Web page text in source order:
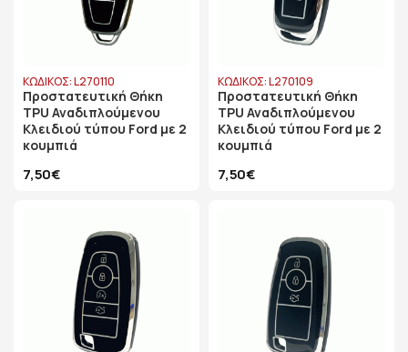
ΚΩΔΙΚΟΣ: L270110
Προστατευτική Θήκη
TPU Αναδιπλούμενου
Κλειδιού τύπου Ford με 2
κουμπιά
7,50€
ΚΩΔΙΚΟΣ: L270109
Προστατευτική Θήκη
TPU Αναδιπλούμενου
Κλειδιού τύπου Ford με 2
κουμπιά
7,50€